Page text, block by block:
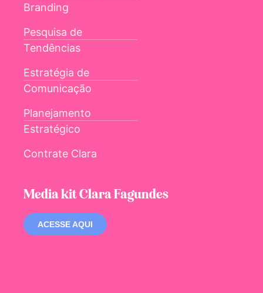
Branding
Pesquisa de
Tendências
Estratégia de
Comunicação
Planejamento
Estratégico
Contrate Clara
Media kit Clara Fagundes
ACESSE AQUI